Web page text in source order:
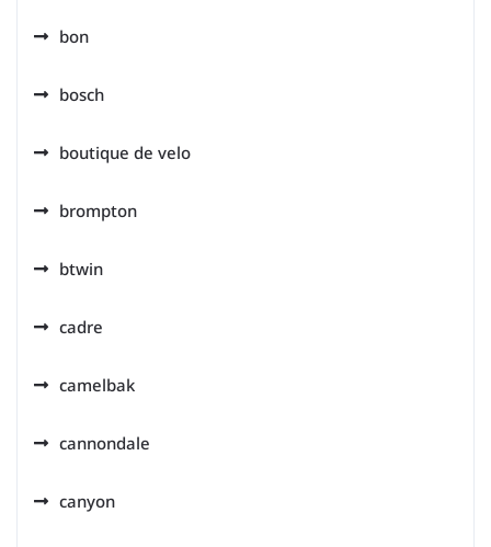
bon
bosch
boutique de velo
brompton
btwin
cadre
camelbak
cannondale
canyon